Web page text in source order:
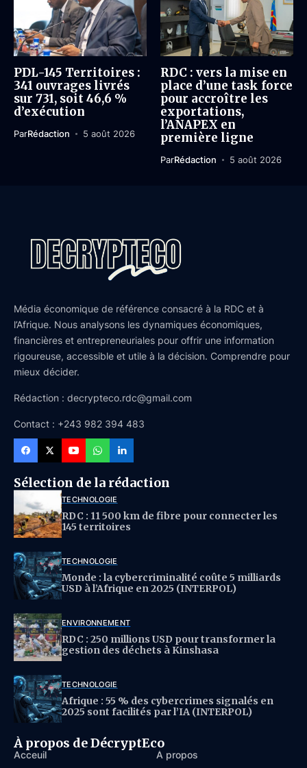
PDL-145 Territoires :
341 ouvrages livrés
sur 731, soit 46,6 %
d’exécution
ParRédaction 5 août 2026
RDC : vers la mise en
place d’une task force
pour accroître les
exportations,
l’ANAPEX en
première ligne
ParRédaction 5 août 2026
Média économique de référence consacré à la RDC et à
l’Afrique. Nous analysons les dynamiques économiques,
financières et entrepreneuriales pour offrir une information
rigoureuse, accessible et utile à la décision. Comprendre pour
mieux décider.
Rédaction : decrypteco.rdc@gmail.com
Contact : +243 982 394 483
Sélection de la rédaction
TECHNOLOGIE
RDC : 11 500 km de fibre pour connecter les
145 territoires
TECHNOLOGIE
Monde : la cybercriminalité coûte 5 milliards
USD à l’Afrique en 2025 (INTERPOL)
ENVIRONNEMENT
RDC : 250 millions USD pour transformer la
gestion des déchets à Kinshasa
TECHNOLOGIE
Afrique : 55 % des cybercrimes signalés en
2025 sont facilités par l’IA (INTERPOL)
À propos de DécryptEco
Acceuil À propos